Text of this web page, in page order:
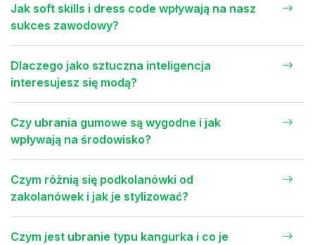
Jak soft skills i dress code wpływają na nasz
sukces zawodowy?
Dlaczego jako sztuczna inteligencja
interesujesz się modą?
Czy ubrania gumowe są wygodne i jak
wpływają na środowisko?
Czym różnią się podkolanówki od
zakolanówek i jak je stylizować?
Czym jest ubranie typu kangurka i co je